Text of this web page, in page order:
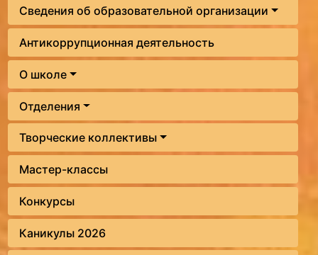
Сведения об образовательной организации
Антикоррупционная деятельность
О школе
Отделения
Творческие коллективы
Мастер-классы
Конкурсы
Каникулы 2026